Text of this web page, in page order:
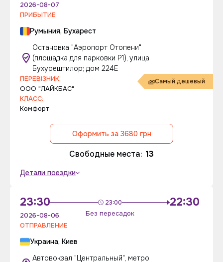
2026-08-07
ПРИБЫТИЕ
Румыния, Бухарест
Остановка "Аэропорт Отопени"
(площадка для парковки P1), улица
Бухурештилор; дом 224Е
Самый дешевый
ПЕРЕВІЗНИК:
ООО "ЛАЙКБАС"
КЛАСС:
Комфорт
Оформить за 3680 грн
Свободные места: 13
Детали поездки
23:30 23:00
Без пересадок
22:30
2026-08-06
ОТПРАВЛЕНИЕ
Украина, Киев
Автовокзал "Центральный", метро